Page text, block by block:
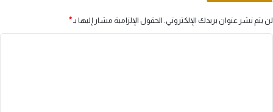
لن يتم نشر عنوان بريدك الإلكتروني. الحقول الإلزامية مشار إليها بـ *